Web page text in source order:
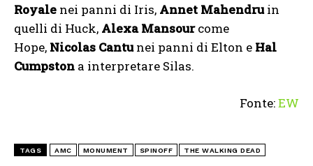
Royale nei panni di Iris, Annet Mahendruin
quelli di Huck, Alexa Mansourcome
Hope, Nicolas Cantunei panni di Elton e Hal
Cumpston a interpretare Silas.
Fonte:EW
TAGS AMC MONUMENT SPINOFF THE WALKING DEAD